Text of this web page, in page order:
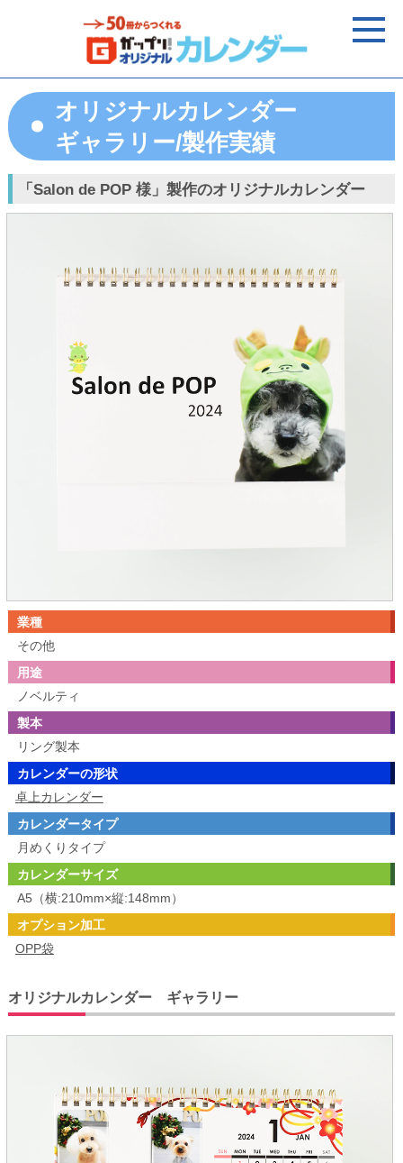
オリジナルカレンダー
ギャラリー/製作実績
「Salon de POP 様」製作のオリジナルカレンダー
業種
その他
用途
ノベルティ
製本
リング製本
カレンダーの形状
卓上カレンダー
カレンダータイプ
月めくりタイプ
カレンダーサイズ
A5（横:210mm×縦:148mm）
オプション加工
OPP袋
オリジナルカレンダー ギャラリー